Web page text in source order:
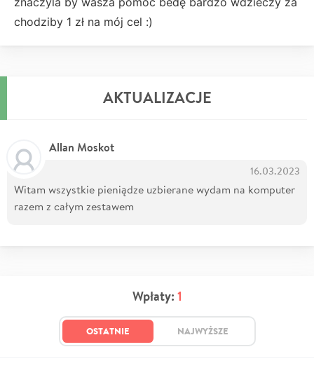
chodziby 1 zł na mój cel :)
AKTUALIZACJE
Allan Moskot
16.03.2023
Witam wszystkie pieniądze uzbierane wydam na komputer
razem z całym zestawem
Wpłaty: 1
OSTATNIE NAJWYŻSZE